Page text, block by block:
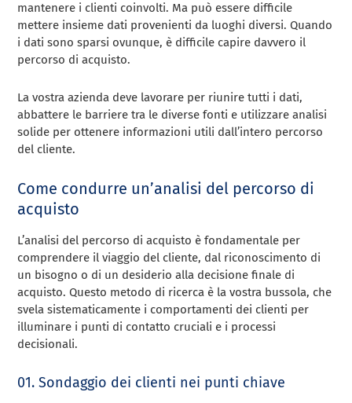
mantenere i clienti coinvolti. Ma può essere difficile
mettere insieme dati provenienti da luoghi diversi. Quando
i dati sono sparsi ovunque, è difficile capire davvero il
percorso di acquisto.
La vostra azienda deve lavorare per riunire tutti i dati,
abbattere le barriere tra le diverse fonti e utilizzare analisi
solide per ottenere informazioni utili dall’intero percorso
del cliente.
Come condurre un’analisi del percorso di
acquisto
L’analisi del percorso di acquisto è fondamentale per
comprendere il viaggio del cliente, dal riconoscimento di
un bisogno o di un desiderio alla decisione finale di
acquisto. Questo metodo di ricerca è la vostra bussola, che
svela sistematicamente i comportamenti dei clienti per
illuminare i punti di contatto cruciali e i processi
decisionali.
01. Sondaggio dei clienti nei punti chiave